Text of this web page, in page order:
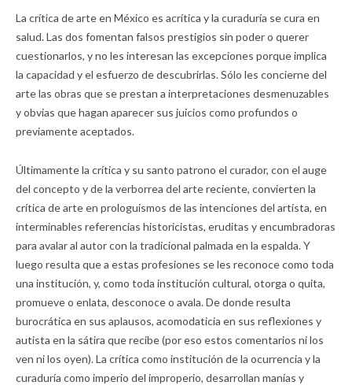
La crítica de arte en México es acrítica y la curaduría se cura en
salud. Las dos fomentan falsos prestigios sin poder o querer
cuestionarlos, y no les interesan las excepciones porque implica
la capacidad y el esfuerzo de descubrirlas. Sólo les concierne del
arte las obras que se prestan a interpretaciones desmenuzables
y obvias que hagan aparecer sus juicios como profundos o
previamente aceptados.
Últimamente la crítica y su santo patrono el curador, con el auge
del concepto y de la verborrea del arte reciente, convierten la
crítica de arte en prologuismos de las intenciones del artista, en
interminables referencias historicistas, eruditas y encumbradoras
para avalar al autor con la tradicional palmada en la espalda. Y
luego resulta que a estas profesiones se les reconoce como toda
una institución, y, como toda institución cultural, otorga o quita,
promueve o enlata, desconoce o avala. De donde resulta
burocrática en sus aplausos, acomodaticia en sus reflexiones y
autista en la sátira que recibe (por eso estos comentarios ni los
ven ni los oyen). La crítica como institución de la ocurrencia y la
curaduría como imperio del improperio, desarrollan manías y